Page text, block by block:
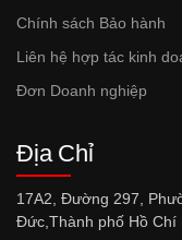
Chính sách Bảo hành
Liên hệ hợp tác kinh
Đơn Doanh nghiệp
Địa Chỉ
17A2, Đường 297,
Đức,Thành phố Hồ Chí